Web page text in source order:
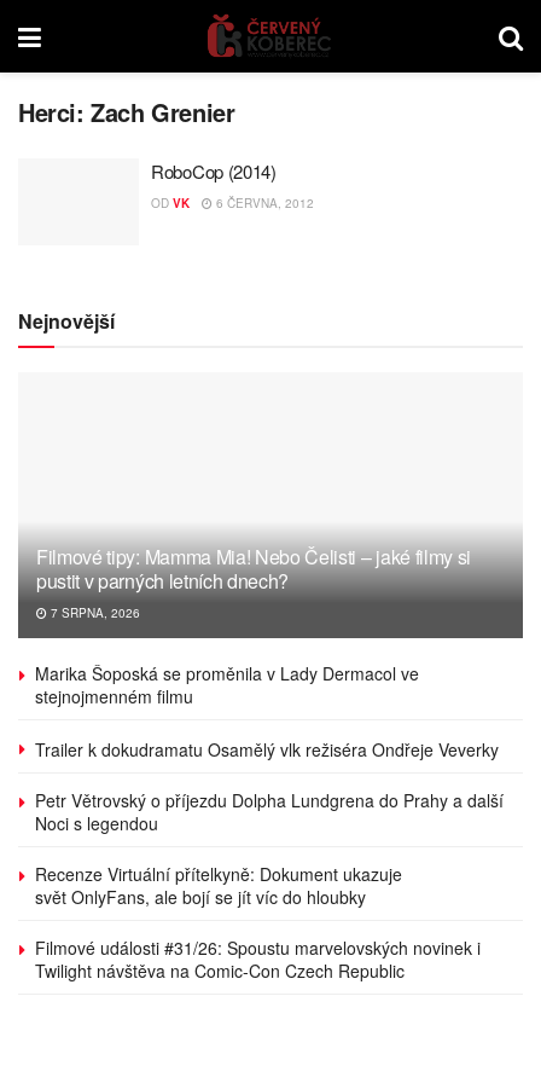
Herci:Zach Grenier
RoboCop (2014)
OD VK 6 ČERVNA, 2012
Nejnovější
Filmové tipy: Mamma Mia! Nebo Čelisti – jaké filmy si
pustit v parných letních dnech?
7 SRPNA, 2026
Marika Šoposká se proměnila v Lady Dermacol ve
stejnojmenném filmu
Trailer k dokudramatu Osamělý vlk režiséra Ondřeje Veverky
Petr Větrovský o příjezdu Dolpha Lundgrena do Prahy a další
Noci s legendou
Recenze Virtuální přítelkyně: Dokument ukazuje
svět OnlyFans, ale bojí se jít víc do hloubky
Filmové události #31/26: Spoustu marvelovských novinek i
Twilight návštěva na Comic-Con Czech Republic